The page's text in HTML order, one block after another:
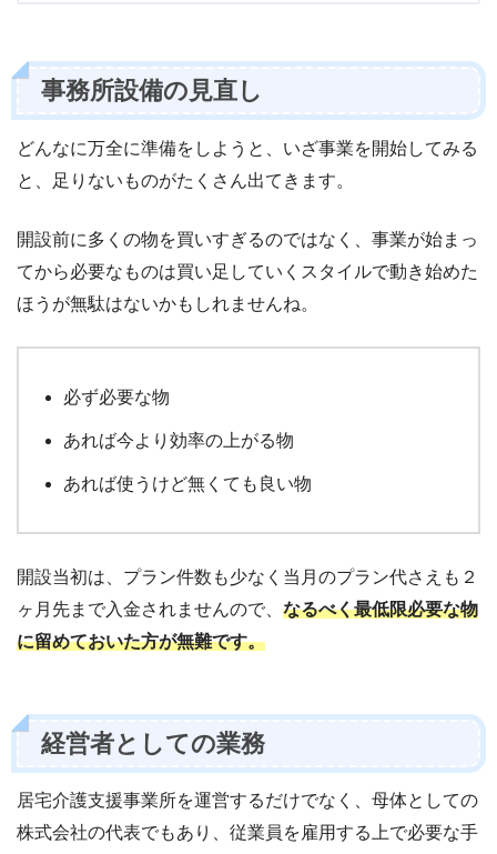
事務所設備の見直し
どんなに万全に準備をしようと、いざ事業を開始してみる
と、足りないものがたくさん出てきます。
開設前に多くの物を買いすぎるのではなく、事業が始まっ
てから必要なものは買い足していくスタイルで動き始めた
ほうが無駄はないかもしれませんね。
必ず必要な物
あれば今より効率の上がる物
あれば使うけど無くても良い物
開設当初は、プラン件数も少なく当月のプラン代さえも２
ヶ月先まで入金されませんので、 なるべく最低限必要な物
に留めておいた方が無難です。
経営者としての業務
居宅介護支援事業所を運営するだけでなく、母体としての
株式会社の代表でもあり、従業員を雇用する上で必要な手